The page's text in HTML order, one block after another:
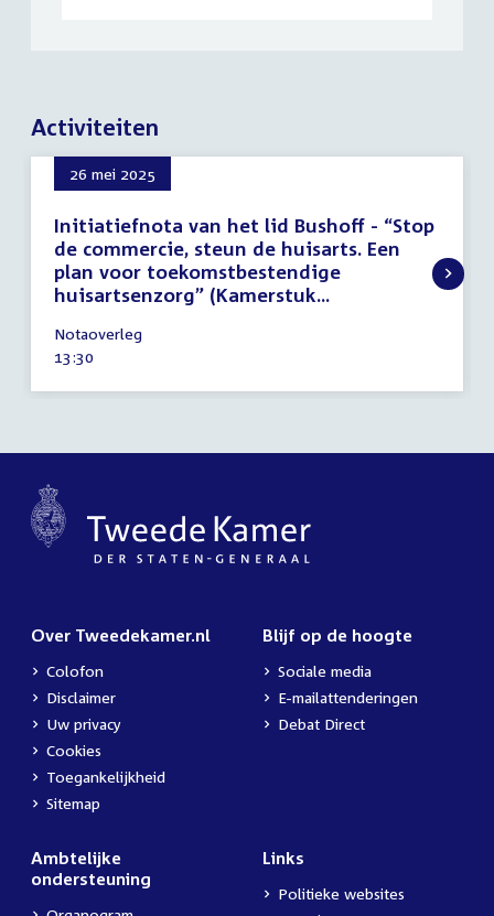
Activiteiten
26 mei 2025
Initiatiefnota van het lid Bushoff - “Stop
de commercie, steun de huisarts. Een
plan voor toekomstbestendige
huisartsenzorg” (Kamerstuk...
mei
2025
Notaoverleg
Tijd
13:30
Over Tweedekamer.nl
Colofon
Disclaimer
Uw privacy
Cookies
Toegankelijkheid
Sitemap
Blijf op de hoogte
Sociale media
E-mailattenderingen
Debat Direct
Ambtelijke
ondersteuning
Links
Politieke websites